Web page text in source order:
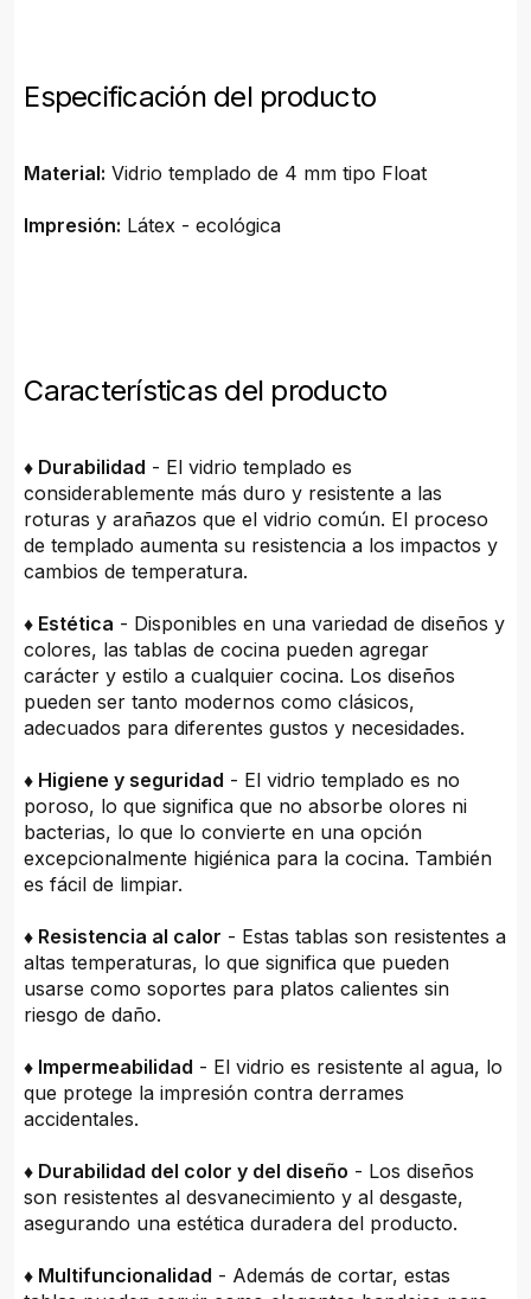
Especificación del producto
Material: Vidrio templado de 4 mm tipo Float
Impresión: Látex - ecológica
Características del producto
♦ Durabilidad - El vidrio templado es
considerablemente más duro y resistente a las
roturas y arañazos que el vidrio común. El proceso
de templado aumenta su resistencia a los impactos y
cambios de temperatura.
♦ Estética - Disponibles en una variedad de diseños y
colores, las tablas de cocina pueden agregar
carácter y estilo a cualquier cocina. Los diseños
pueden ser tanto modernos como clásicos,
adecuados para diferentes gustos y necesidades.
♦ Higiene y seguridad - El vidrio templado es no
poroso, lo que significa que no absorbe olores ni
bacterias, lo que lo convierte en una opción
excepcionalmente higiénica para la cocina. También
es fácil de limpiar.
♦ Resistencia al calor - Estas tablas son resistentes a
altas temperaturas, lo que significa que pueden
usarse como soportes para platos calientes sin
riesgo de daño.
♦ Impermeabilidad - El vidrio es resistente al agua, lo
que protege la impresión contra derrames
accidentales.
♦ Durabilidad del color y del diseño - Los diseños
son resistentes al desvanecimiento y al desgaste,
asegurando una estética duradera del producto.
♦ Multifuncionalidad - Además de cortar, estas